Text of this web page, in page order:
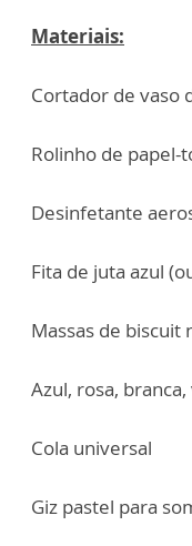
Materiais:
Cortador de vaso
Rolinho de papel-
Desinfetante
Fita de juta azul
Massas de biscuit
Azul, rosa, branca,
Cola universal
Giz pastel para